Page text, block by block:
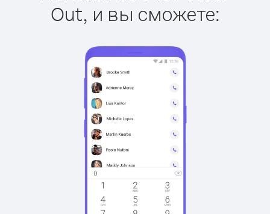
Out, и вы сможете: